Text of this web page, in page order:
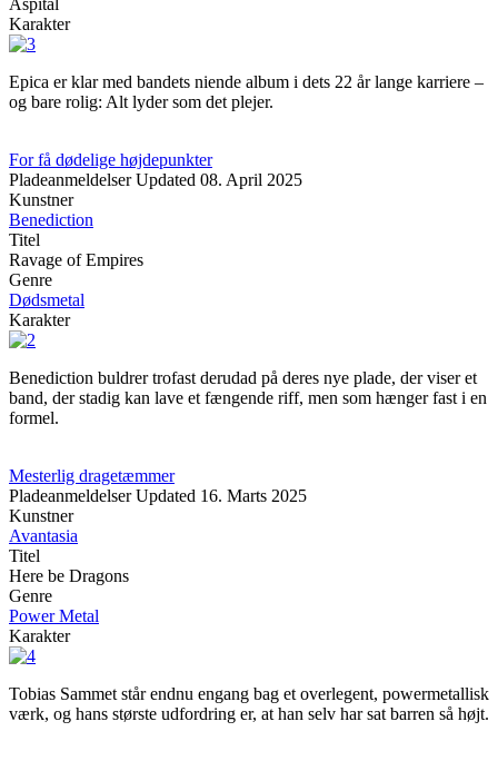
Aspital
Karakter
Epica er klar med bandets niende album i dets 22 år lange karriere –
og bare rolig: Alt lyder som det plejer.
For få dødelige højdepunkter
Pladeanmeldelser Updated 08. April 2025
Kunstner
Benediction
Titel
Ravage of Empires
Genre
Dødsmetal
Karakter
Benediction buldrer trofast derudad på deres nye plade, der viser et
band, der stadig kan lave et fængende riff, men som hænger fast i en
formel.
Mesterlig dragetæmmer
Pladeanmeldelser Updated 16. Marts 2025
Kunstner
Avantasia
Titel
Here be Dragons
Genre
Power Metal
Karakter
Tobias Sammet står endnu engang bag et overlegent, powermetallisk
værk, og hans største udfordring er, at han selv har sat barren så højt.